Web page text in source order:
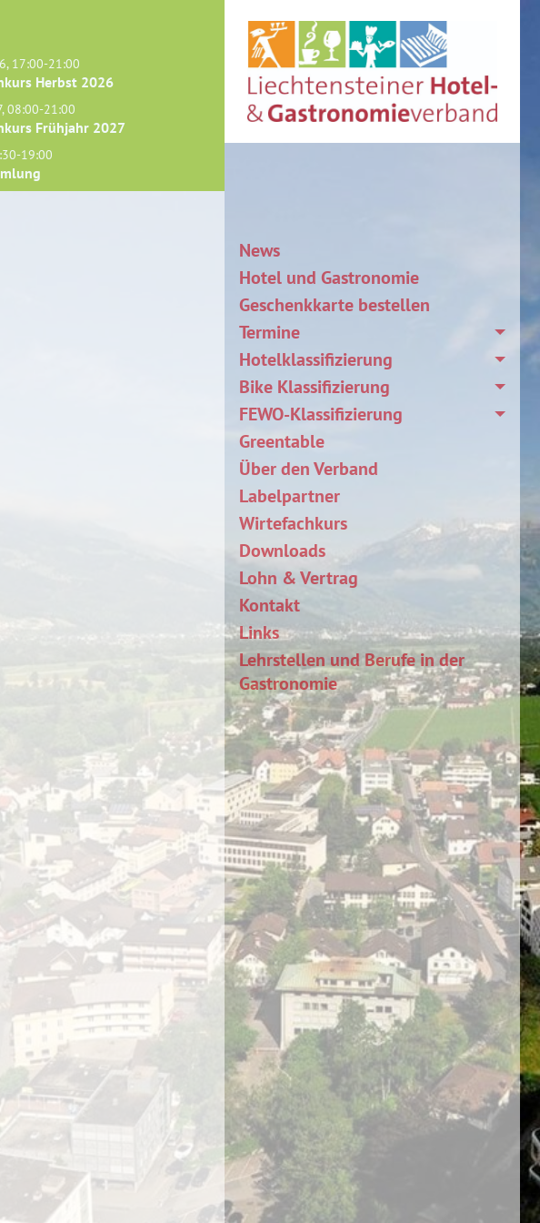
17:00-21:00
Herbst 2026
08:00-21:00
Frühjahr 2027
19:00
News
Hotel und Gastronomie
Geschenkkarte bestellen
Termine
Hotelklassifizierung
Bike Klassifizierung
FEWO-Klassifizierung
Greentable
Über den Verband
Labelpartner
Wirtefachkurs
Downloads
Lohn & Vertrag
Kontakt
Links
Lehrstellen und Berufe in der
Gastronomie